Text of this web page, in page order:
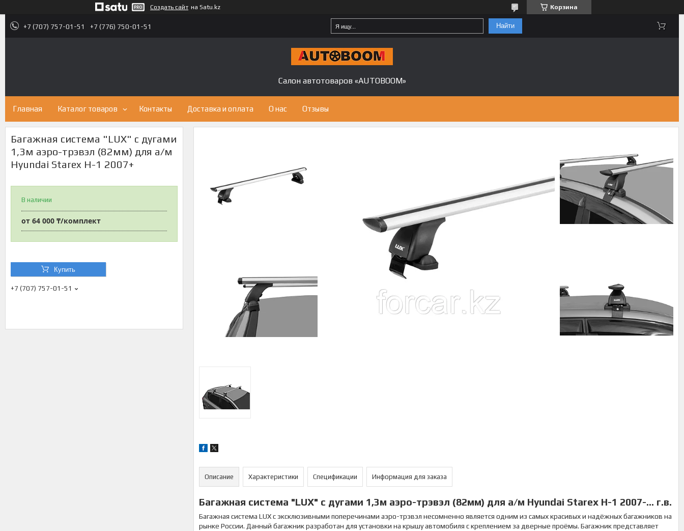
Создать сайт на Satu.kz Корзина
+7 (707) 757-01-51 +7 (776) 750-01-51 Найти
Салон автотоваров «AUTOBOOM»
Главная Каталог товаров Контакты Доставка и оплата О нас Отзывы
Багажная система "LUX" с дугами
1,3м аэро-трэвэл (82мм) для а/м
Hyundai Starex H-1 2007+
В наличии
от 64 000 ₸/комплект
Купить
+7 (707) 757-01-51
Описание Характеристики Спецификации Информация для заказа
Багажная система "LUX" с дугами 1,3м аэро-трэвэл (82мм) для а/м Hyundai Starex H-1 2007-... г.в.
Багажная система LUX с эксклюзивными поперечинами аэро-трэвэл несомненно является одним из самых красивых и надёжных багажников на
рынке России. Данный багажник разработан для установки на крышу автомобиля с креплением за дверные проёмы. Багажник представляет